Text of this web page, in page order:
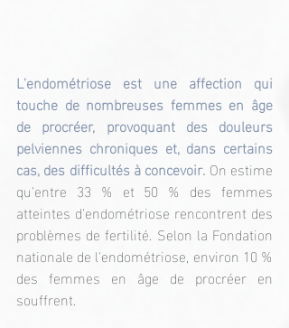
L'endométriose est une affection qui
touche de nombreuses femmes en âge
de procréer, provoquant des douleurs
pelviennes chroniques et, dans certains
cas, des difficultés à concevoir. On estime
qu'entre 33 % et 50 % des femmes
atteintes d'endométriose rencontrent des
problèmes de fertilité. Selon la Fondation
nationale de l'endométriose, environ 10 %
des femmes en âge de procréer en
souffrent.